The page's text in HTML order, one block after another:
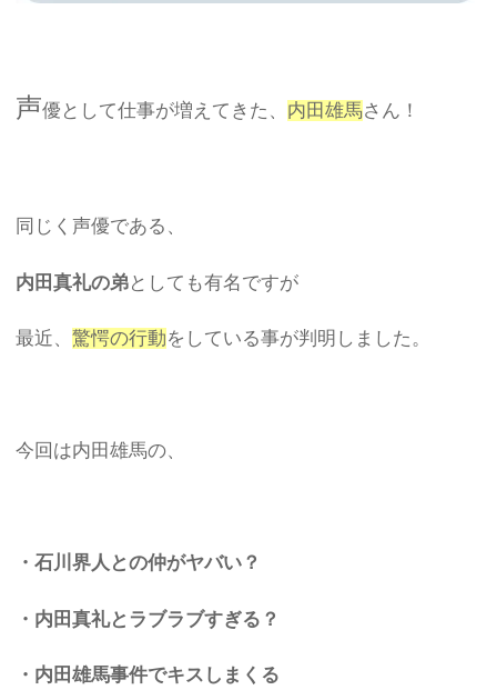
声優として仕事が増えてきた、 内田雄馬さん！
同じく声優である、
内田真礼の弟としても有名ですが
最近、驚愕の行動をしている事が判明しました。
今回は内田雄馬の、
・石川界人との仲がヤバい？
・内田真礼とラブラブすぎる？
・内田雄馬事件でキスしまくる